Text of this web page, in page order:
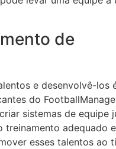
de
e desenvolvê-los
do
sistemas de equipe
treinamento adequado e
esses talentos ao